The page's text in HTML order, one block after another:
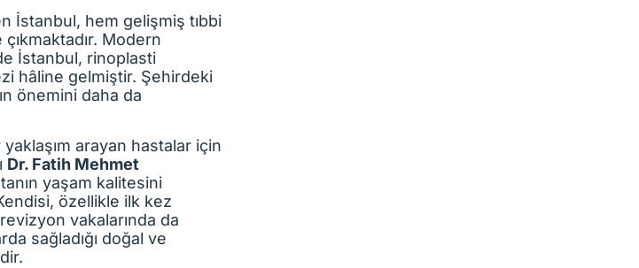
İstanbul, hem gelişmiş tıbbi
Modern
İstanbul, rinoplasti
hâline gelmiştir. Şehirdeki
önemini daha da
arayan hastalar için
Dr. Fatih Mehmet
yaşam kalitesini
özellikle ilk kez
vakalarında da
sağladığı doğal ve